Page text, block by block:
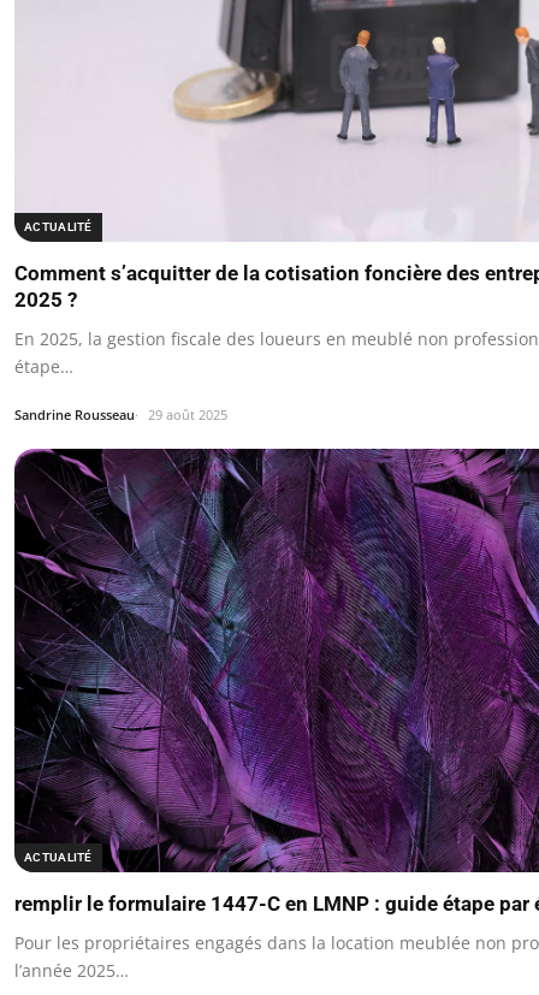
ACTUALITÉ
Comment s’acquitter de la cotisation foncière des
2025 ?
En 2025, la gestion fiscale des loueurs en meublé non
étape…
Sandrine Rousseau 29 août 2025
ACTUALITÉ
remplir le formulaire 1447-C en LMNP : guide étape par
Pour les propriétaires engagés dans la location meublée non
l’année 2025…